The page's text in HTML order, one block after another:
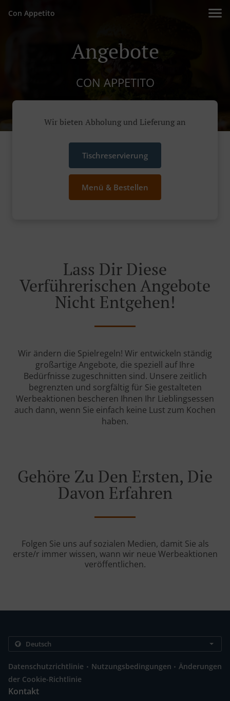
Con Appetito
Angebote
CON APPETITO
Wir bieten Abholung und Lieferung an
Tischreservierung
Menü & Bestellen
Lass Dir Diese
Verführerischen Angebote
Nicht Entgehen!
Wir ändern die Spielregeln! Wir entwickeln ständig
großartige Angebote, die speziell auf Ihre
Bedürfnisse zugeschnitten sind. Unsere zeitlich
begrenzten und sorgfältig für Sie gestalteten
Werbeaktionen bescheren Ihnen Ihr Lieblingsessen
auch dann, wenn Sie einfach keine Lust zum Kochen
haben.
Gehöre Zu Den Ersten, Die
Davon Erfahren
Folgen Sie uns auf sozialen Medien, damit Sie als
erste/r immer wissen, wann wir neue Werbeaktionen
veröffentlichen.
Datenschutzrichtlinie . Nutzungsbedingungen . Änderungen
der Cookie-Richtlinie
Kontakt